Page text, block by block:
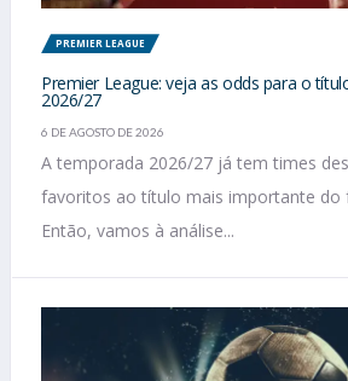
PREMIER LEAGUE
Premier League: veja as odds para o
2026/27
6 DE AGOSTO DE 2026
A temporada 2026/27 já tem times
favoritos ao título mais importante do
Então, vamos à análise...